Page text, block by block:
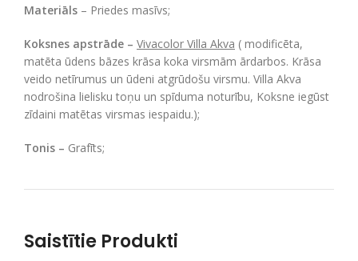
Materiāls – Priedes masīvs;
Koksnes apstrāde – Vivacolor Villa Akva ( modificēta,
matēta ūdens bāzes krāsa koka virsmām ārdarbos. Krāsa
veido netīrumus un ūdeni atgrūdošu virsmu. Villa Akva
nodrošina lielisku toņu un spīduma noturību, Koksne iegūst
zīdaini matētas virsmas iespaidu.);
Tonis – Grafīts;
Saistītie Produkti